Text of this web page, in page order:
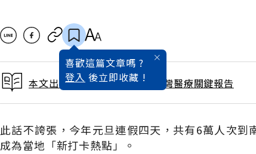
喜歡這篇文章嗎 ?
登入 後立即收藏 !
本文出自 2015 / 3月號雜誌 台灣醫療關鍵報告
此話不誇張，今年元旦連假四天，共有6萬人次
成為當地「新打卡熱點」。